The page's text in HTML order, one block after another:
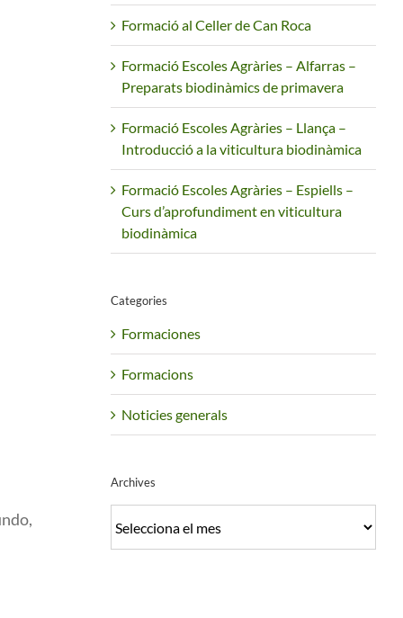
Formació al Celler de Can Roca
Formació Escoles Agràries – Alfarras –
Preparats biodinàmics de primavera
Formació Escoles Agràries – Llança –
Introducció a la viticultura biodinàmica
Formació Escoles Agràries – Espiells –
Curs d’aprofundiment en viticultura
biodinàmica
Categories
Formaciones
Formacions
Noticies generals
Archives